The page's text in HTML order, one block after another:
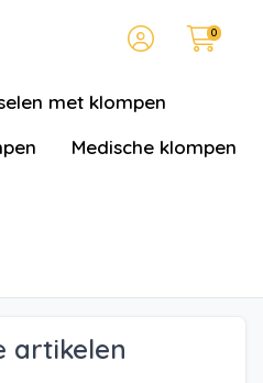
0
met klompen
Medische klompen
artikelen